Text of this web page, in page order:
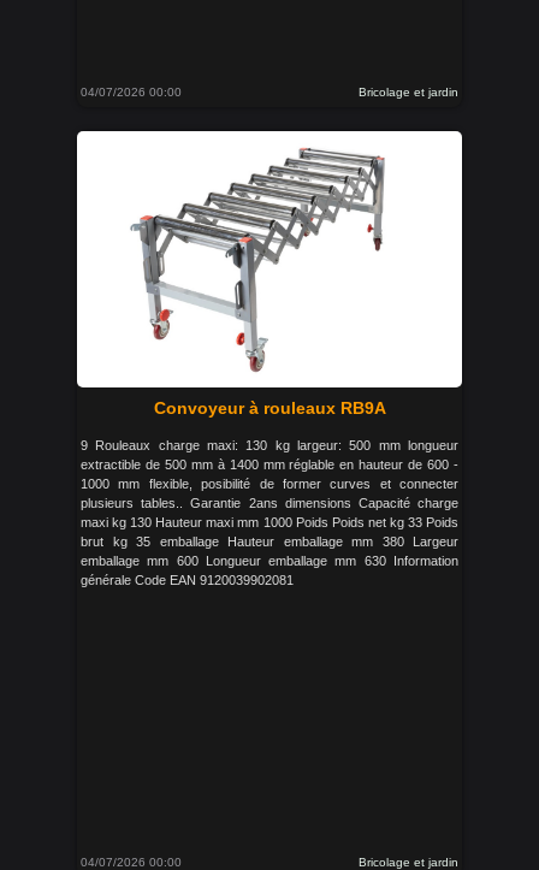
04/07/2026 00:00 Bricolage et jardin
Convoyeur à rouleaux RB9A
9 Rouleaux charge maxi: 130 kg largeur: 500 mm longueur
extractible de 500 mm à 1400 mm réglable en hauteur de 600 -
1000 mm flexible, posibilité de former curves et connecter
plusieurs tables.. Garantie 2ans dimensions Capacité charge
maxi kg 130 Hauteur maxi mm 1000 Poids Poids net kg 33 Poids
brut kg 35 emballage Hauteur emballage mm 380 Largeur
emballage mm 600 Longueur emballage mm 630 Information
générale Code EAN 9120039902081
04/07/2026 00:00 Bricolage et jardin